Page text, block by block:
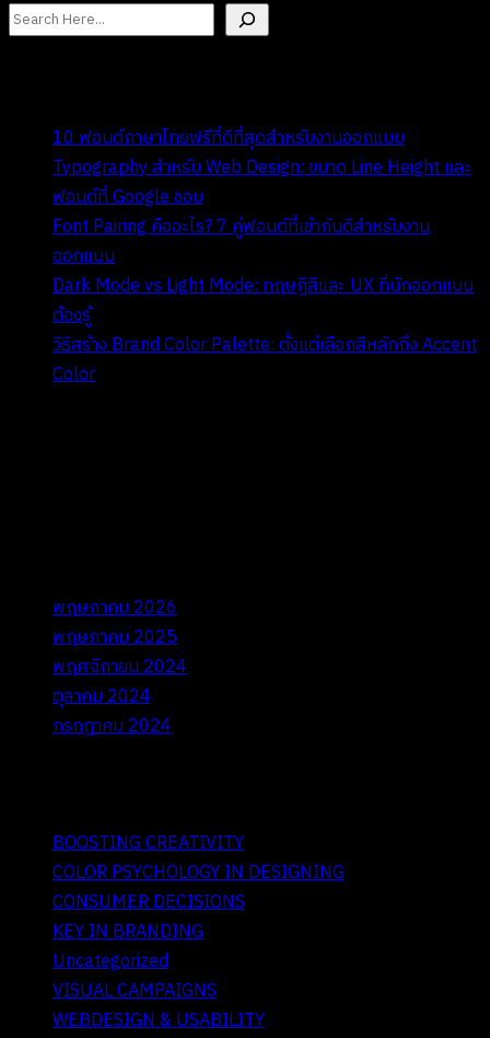
ค้นหา
10 ฟอนต์ภาษาไทยฟรีที่ดีที่สุดสำหรับงานออกแบบ
Typography สำหรับ Web Design: ขนาด Line Height และ
ฟอนต์ที่ Google ชอบ
Font Pairing คืออะไร? 7 คู่ฟอนต์ที่เข้ากันดีสำหรับงาน
ออกแบบ
Dark Mode vs Light Mode: ทฤษฎีสีและ UX ที่นักออกแบบ
ต้องรู้
วิธีสร้าง Brand Color Palette: ตั้งแต่เลือกสีหลักถึง Accent
Color
พฤษภาคม 2026
พฤษภาคม 2025
พฤศจิกายน 2024
ตุลาคม 2024
กรกฎาคม 2024
BOOSTING CREATIVITY
COLOR PSYCHOLOGY IN DESIGNING
CONSUMER DECISIONS
KEY IN BRANDING
Uncategorized
VISUAL CAMPAIGNS
WEBDESIGN & USABILITY